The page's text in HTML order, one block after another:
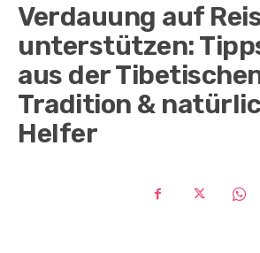
Verdauung auf
unterstützen:
aus der
Tradition &
Helfer